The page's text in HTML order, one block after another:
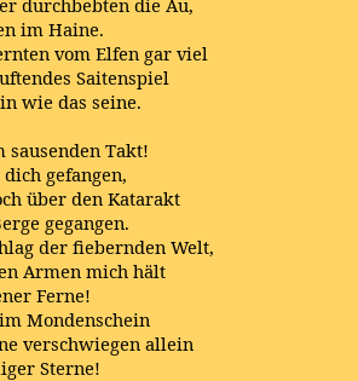
durchbebten die Au,
im Haine.
vom Elfen gar viel
Saitenspiel
wie das seine.
sausenden Takt!
gefangen,
über den Katarakt
gegangen.
der fiebernden Welt,
Armen mich hält
Ferne!
Mondenschein
verschwiegen allein
Sterne!